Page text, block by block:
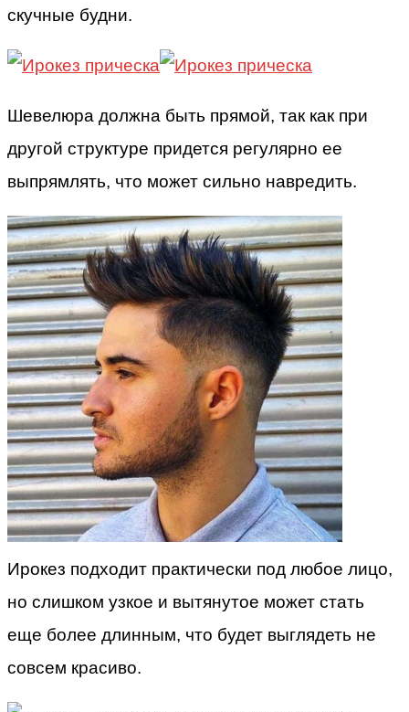
скучные будни.
Шевелюра должна быть прямой, так как при
другой структуре придется регулярно ее
выпрямлять, что может сильно навредить.
Ирокез подходит практически под любое лицо,
но слишком узкое и вытянутое может стать
еще более длинным, что будет выглядеть не
совсем красиво.